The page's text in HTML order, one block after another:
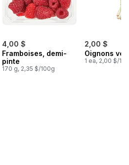
4,00 $
Framboises, demi-
pinte
170 g, 2,35 $/100g
2,00 $
Oignons
1 ea, 2,00 $/1ch